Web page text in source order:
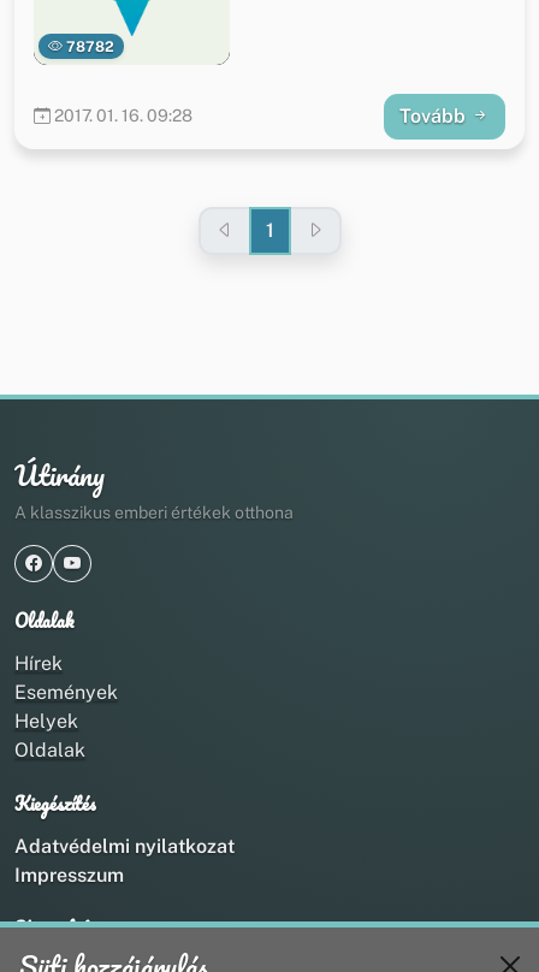
78782
2017. 01. 16. 09:28 Tovább
1
Útirány
A klasszikus emberi értékek otthona
Oldalak
Hírek
Események
Helyek
Oldalak
Kiegészítés
Adatvédelmi nyilatkozat
Impresszum
Kapcsolat